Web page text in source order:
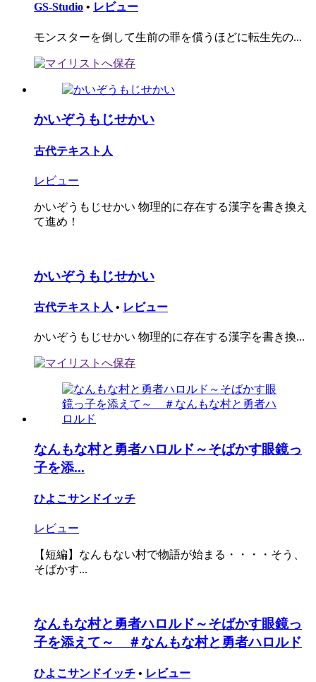
GS-Studio • レビュー
モンスターを倒して生前の罪を償うほどに転生先の...
かいぞうもじせかい
古代テキスト人
レビュー
かいぞうもじせかい 物理的に存在する漢字を書き換え
て進め！
かいぞうもじせかい
古代テキスト人 • レビュー
かいぞうもじせかい 物理的に存在する漢字を書き換...
なんもな村と勇者ハロルド～そばかす眼鏡っ
子を添...
ひよこサンドイッチ
レビュー
【短編】なんもない村で物語が始まる・・・・そう、
そばかす...
なんもな村と勇者ハロルド～そばかす眼鏡っ
子を添えて～ ＃なんもな村と勇者ハロルド
ひよこサンドイッチ • レビュー